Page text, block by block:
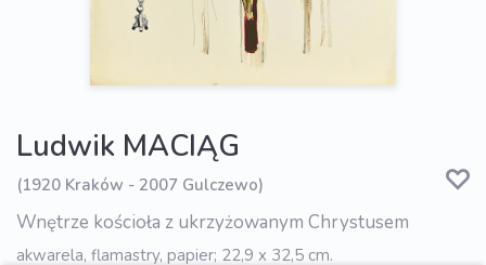
Ludwik MACIĄG
(1920 Kraków - 2007 Gulczewo)
Wnętrze kościoła z ukrzyżowanym Chrystusem
akwarela, flamastry, papier; 22,9 x 32,5 cm.